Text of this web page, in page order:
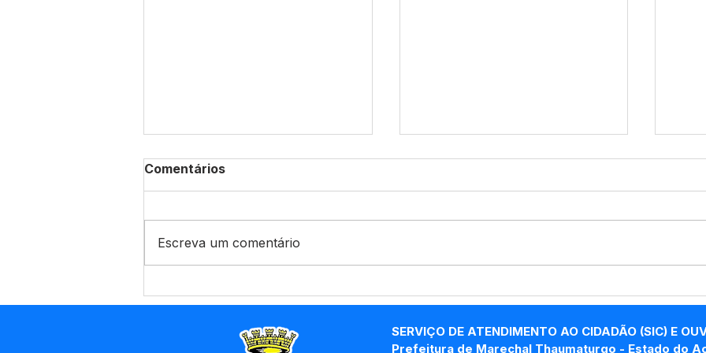
Thaumaturgo amplia
infraestrutura urbana com
abertura de novas ruas e
Thaumaturgo, por meio da
Obras (SEMOB), informa
Comentários
Escreva um comentário
SERVIÇO DE ATENDIMENTO AO CIDADÃO (SIC) E
Prefeitura de Marechal Thaumaturgo - Estado do